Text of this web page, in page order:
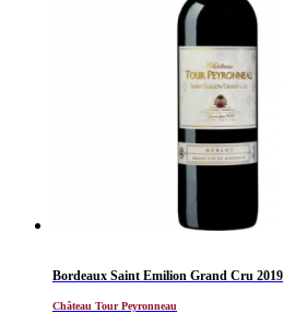
Bordeaux Saint Emilion Grand Cru
Château Tour Peyronneau